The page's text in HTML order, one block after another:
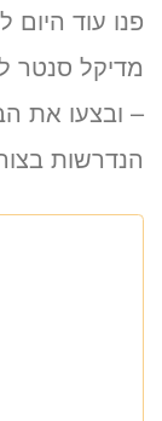
פנו עוד
מדיקל סנטר
– ובצעו את
הנדרשות